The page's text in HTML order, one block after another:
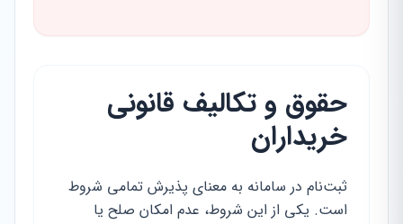
حقوق و تکالیف قانونی
خریداران
ثبت‌نام در سامانه به معنای پذیرش تمامی شروط
است. یکی از این شروط، عدم امکان صلح یا